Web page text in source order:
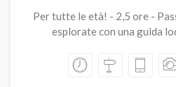
Per tutte le età! - 2,5 ore -
esplorate con una guida